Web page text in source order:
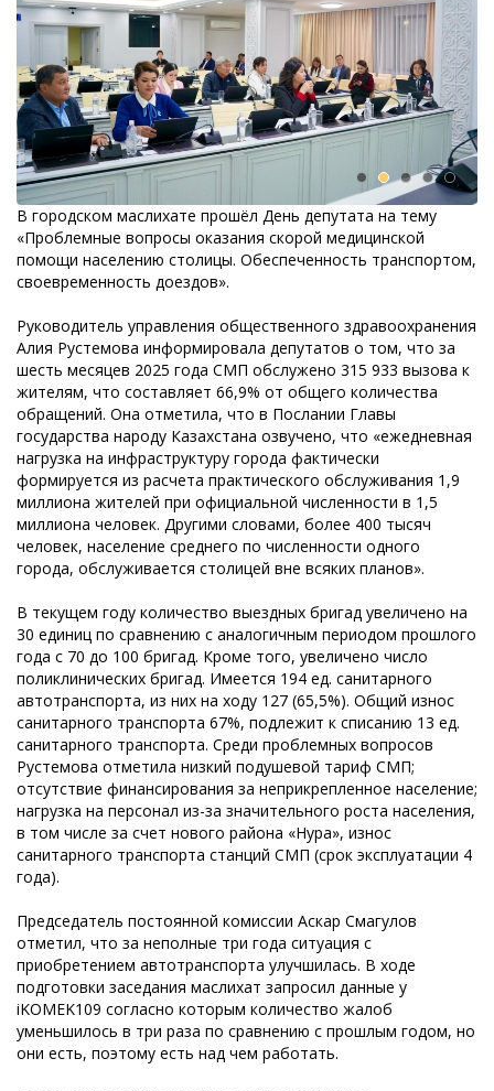
В городском маслихате прошёл День депутата на тему
«Проблемные вопросы оказания скорой медицинской
помощи населению столицы. Обеспеченность транспортом,
своевременность доездов».
Руководитель управления общественного здравоохранения
Алия Рустемова информировала депутатов о том, что за
шесть месяцев 2025 года СМП обслужено 315 933 вызова к
жителям, что составляет 66,9% от общего количества
обращений. Она отметила, что в Послании Главы
государства народу Казахстана озвучено, что «ежедневная
нагрузка на инфраструктуру города фактически
формируется из расчета практического обслуживания 1,9
миллиона жителей при официальной численности в 1,5
миллиона человек. Другими словами, более 400 тысяч
человек, население среднего по численности одного
города, обслуживается столицей вне всяких планов».
В текущем году количество выездных бригад увеличено на
30 единиц по сравнению с аналогичным периодом прошлого
года с 70 до 100 бригад. Кроме того, увеличено число
поликлинических бригад. Имеется 194 ед. санитарного
автотранспорта, из них на ходу 127 (65,5%). Общий износ
санитарного транспорта 67%, подлежит к списанию 13 ед.
санитарного транспорта. Среди проблемных вопросов
Рустемова отметила низкий подушевой тариф СМП;
отсутствие финансирования за неприкрепленное население;
нагрузка на персонал из-за значительного роста населения,
в том числе за счет нового района «Нура», износ
санитарного транспорта станций СМП (срок эксплуатации 4
года).
Председатель постоянной комиссии Аскар Смагулов
отметил, что за неполные три года ситуация с
приобретением автотранспорта улучшилась. В ходе
подготовки заседания маслихат запросил данные у
iKOMEK109 согласно которым количество жалоб
уменьшилось в три раза по сравнению с прошлым годом, но
они есть, поэтому есть над чем работать.